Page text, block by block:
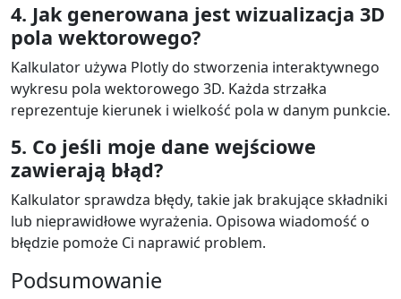
4. Jak generowana jest wizualizacja 3D
pola wektorowego?
Kalkulator używa Plotly do stworzenia interaktywnego
wykresu pola wektorowego 3D. Każda strzałka
reprezentuje kierunek i wielkość pola w danym punkcie.
5. Co jeśli moje dane wejściowe
zawierają błąd?
Kalkulator sprawdza błędy, takie jak brakujące składniki
lub nieprawidłowe wyrażenia. Opisowa wiadomość o
błędzie pomoże Ci naprawić problem.
Podsumowanie